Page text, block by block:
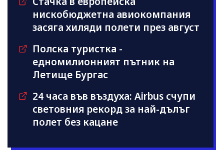
нискобюджетна авиокомпания
засяга хиляди полети през август
Полска туристка -
едномилионният пътник на
Летище Бургас
24 часа във въздуха: Airbus счупи
световния рекорд за най-дълъг
полет без кацане